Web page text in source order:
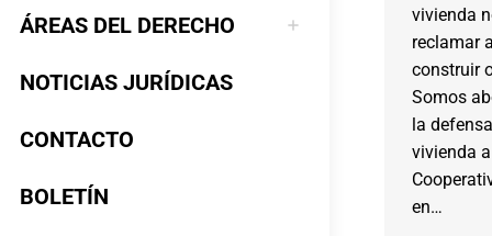
ÁREAS DEL DERECHO
NOTICIAS JURÍDICAS
CONTACTO
BOLETÍN
vivienda
reclamar
construir
Somos
la
vivienda
en…